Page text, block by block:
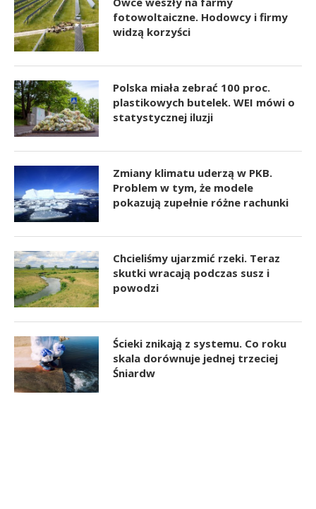
fotowoltaiczne. Hodowcy i firmy
widzą korzyści
Polska miała zebrać 100 proc.
plastikowych butelek. WEI mówi o
statystycznej iluzji
Zmiany klimatu uderzą w PKB.
Problem w tym, że modele
pokazują zupełnie różne rachunki
Chcieliśmy ujarzmić rzeki. Teraz
skutki wracają podczas susz i
powodzi
Ścieki znikają z systemu. Co roku
skala dorównuje jednej trzeciej
Śniardw